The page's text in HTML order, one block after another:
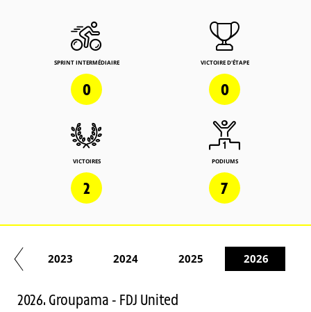
SPRINT INTERMÉDIAIRE
0
VICTOIRE D'ÉTAPE
0
VICTOIRES
2
PODIUMS
7
2023 2024 2025 2026
2026. Groupama - FDJ United